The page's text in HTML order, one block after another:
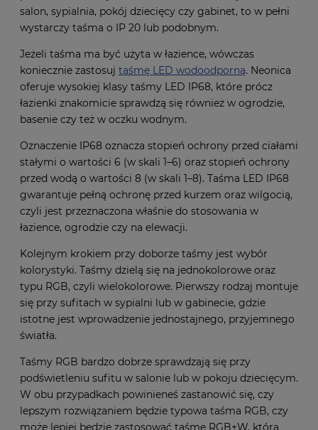
salon, sypialnia, pokój dziecięcy czy gabinet, to w pełni
wystarczy taśma o IP 20 lub podobnym.
Jeżeli taśma ma być użyta w łazience, wówczas
koniecznie zastosuj taśmę LED wodoodporną. Neonica
oferuje wysokiej klasy taśmy LED IP68, które prócz
łazienki znakomicie sprawdzą się również w ogrodzie,
basenie czy też w oczku wodnym.
Oznaczenie IP68 oznacza stopień ochrony przed ciałami
stałymi o wartości 6 (w skali 1–6) oraz stopień ochrony
przed wodą o wartości 8 (w skali 1–8). Taśma LED IP68
gwarantuje pełną ochronę przed kurzem oraz wilgocią,
czyli jest przeznaczona właśnie do stosowania w
łazience, ogrodzie czy na elewacji.
Kolejnym krokiem przy doborze taśmy jest wybór
kolorystyki. Taśmy dzielą się na jednokolorowe oraz
typu RGB, czyli wielokolorowe. Pierwszy rodzaj montuje
się przy sufitach w sypialni lub w gabinecie, gdzie
istotne jest wprowadzenie jednostajnego, przyjemnego
światła.
Taśmy RGB bardzo dobrze sprawdzają się przy
podświetleniu sufitu w salonie lub w pokoju dziecięcym.
W obu przypadkach powinieneś zastanowić się, czy
lepszym rozwiązaniem będzie typowa taśma RGB, czy
może lepiej będzie zastosować taśmę RGB+W, którą